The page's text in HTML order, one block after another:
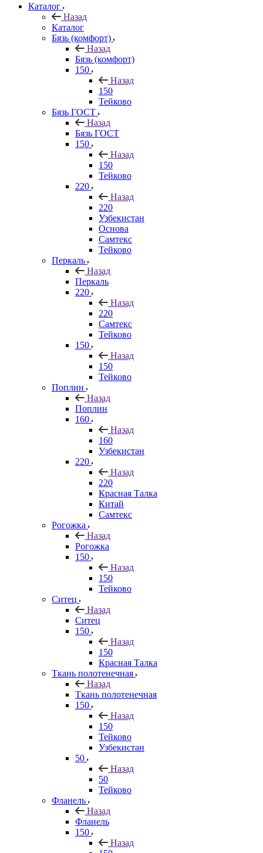
Каталог
Назад
Каталог
Бязь (комфорт)
Назад
Бязь (комфорт)
150
Назад
150
Тейково
Бязь ГОСТ
Назад
Бязь ГОСТ
150
Назад
150
Тейково
220
Назад
220
Узбекистан
Основа
Самтекс
Тейково
Перкаль
Назад
Перкаль
220
Назад
220
Самтекс
Тейково
150
Назад
150
Тейково
Поплин
Назад
Поплин
160
Назад
160
Узбекистан
220
Назад
220
Красная Талка
Китай
Самтекс
Рогожка
Назад
Рогожка
150
Назад
150
Тейково
Ситец
Назад
Ситец
150
Назад
150
Красная Талка
Ткань полотенечная
Назад
Ткань полотенечная
150
Назад
150
Тейково
Узбекистан
50
Назад
50
Тейково
Фланель
Назад
Фланель
150
Назад